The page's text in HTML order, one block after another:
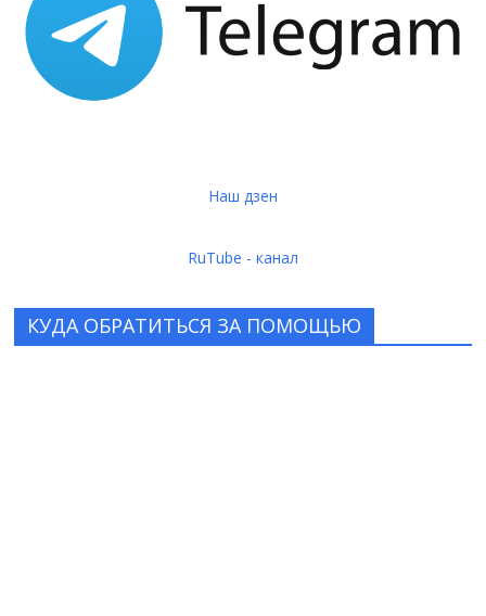
Наш дзен
RuTube - канал
КУДА ОБРАТИТЬСЯ ЗА ПОМОЩЬЮ